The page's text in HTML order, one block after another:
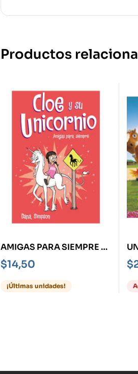
Productos
AMIGAS PARA SIEMPRE -
CLOE Y SU UNICORNIO 5-
$14,50
¡Últimas unidades!
$